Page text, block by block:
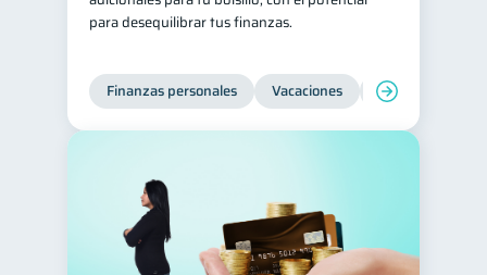
para desequilibrar tus finanzas.
Finanzas personales Vacaciones Organización